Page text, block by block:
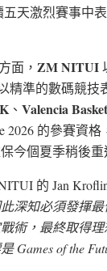
天激烈賽事中
面， ZM NITUI
精準的數碼競
、 Valencia Basket
2026 的參賽資
今個夏季稍後重
的 Jan
深知必須發揮
術，最終取得
Games of the